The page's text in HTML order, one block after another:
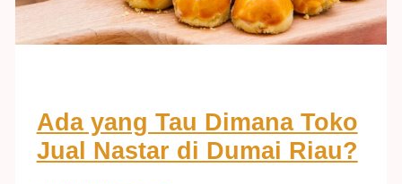
Ada yang Tau Dimana Toko
Jual Nastar di Dumai Riau?